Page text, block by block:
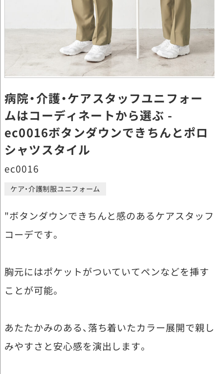
病院・介護・ケアスタッフユニフォー
ムはコーディネートから選ぶ -
ec0016ボタンダウンできちんとポロ
シャツスタイル
ec0016
ケア・介護制服ユニフォーム
"ボタンダウンできちんと感のあるケアスタッフ
コーデです。
胸元にはポケットがついていてペンなどを挿す
ことが可能。
あたたかみのある、落ち着いたカラー展開で親し
みやすさと安心感を演出します。